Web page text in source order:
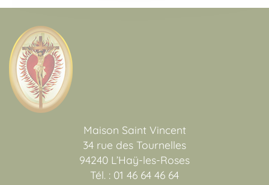
Maison Saint Vincent
34 rue des Tournelles
94240 L’Haÿ-les-Roses
Tél. : 01 46 64 46 64